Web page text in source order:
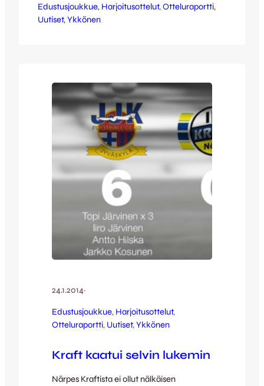
2 (0-1). Ottelu oli samalla
Tammiturnauksen finaalipeli, joten Ketut
maalintekijä Antto Hilska jatkoi
maalitehtailujaan. JJK:n hyökkäys eteni
hyvin oikealta laidalta ja Antto teki
vahvan…
Edustusjoukkue, Harjoitusottelut, Otteluraportti
Uutiset, Ykkönen
24.1.2014·
Edustusjoukkue, Harjoitusottelut
Otteluraportti, Uutiset, Ykkönen
Kraft kaatui selvin lukemin
Närpes Kraftista ei ollut nälkäisen